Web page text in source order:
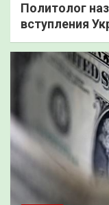
Политолог
вступления